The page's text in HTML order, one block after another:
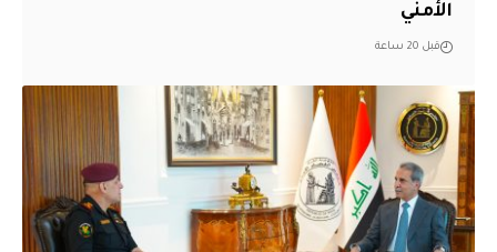
الأمني
قبل 20 ساعة